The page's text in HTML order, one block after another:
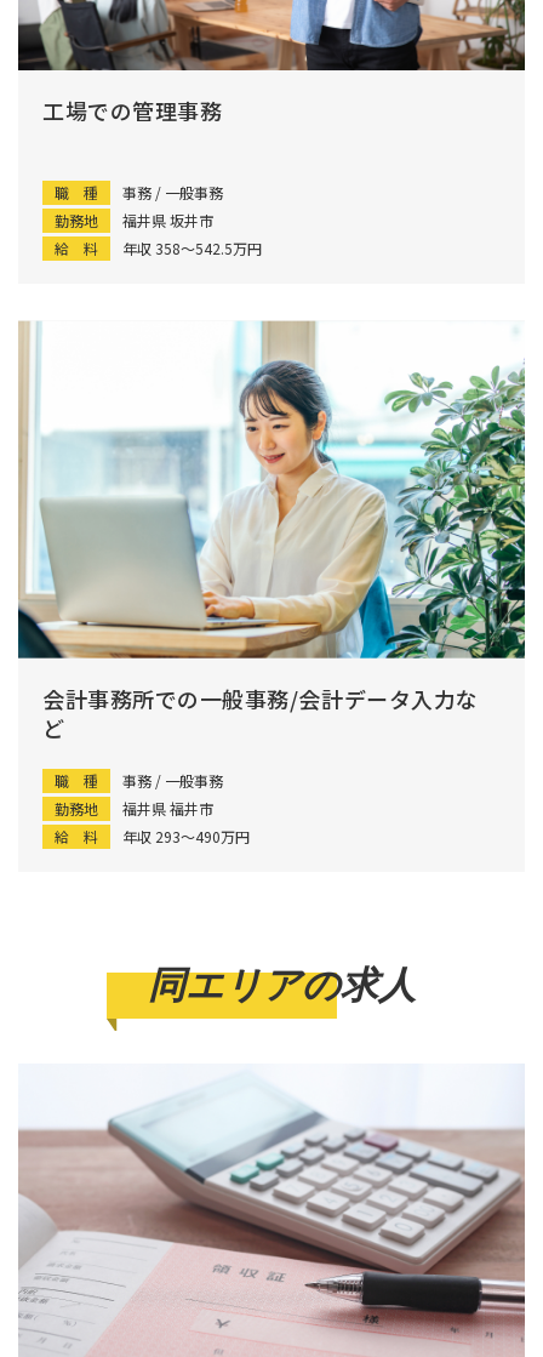
工場での管理事務
職 種
事務 / 一般事務
勤務地
福井県 坂井市
給 料
年収 358〜542.5万円
会計事務所での一般事務/会計データ入力な
ど
職 種
事務 / 一般事務
勤務地
福井県 福井市
給 料
年収 293〜490万円
同エリアの求人